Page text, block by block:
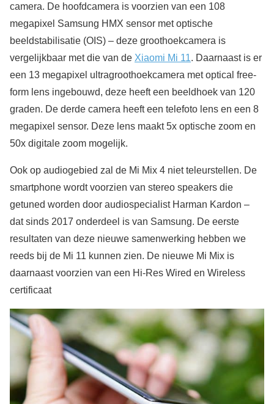
camera. De hoofdcamera is voorzien van een 108
megapixel Samsung HMX sensor met optische
beeldstabilisatie (OIS) – deze groothoekcamera is
vergelijkbaar met die van de Xiaomi Mi 11. Daarnaast is er
een 13 megapixel ultragroothoekcamera met optical free-
form lens ingebouwd, deze heeft een beeldhoek van 120
graden. De derde camera heeft een telefoto lens en een 8
megapixel sensor. Deze lens maakt 5x optische zoom en
50x digitale zoom mogelijk.
Ook op audiogebied zal de Mi Mix 4 niet teleurstellen. De
smartphone wordt voorzien van stereo speakers die
getuned worden door audiospecialist Harman Kardon –
dat sinds 2017 onderdeel is van Samsung. De eerste
resultaten van deze nieuwe samenwerking hebben we
reeds bij de Mi 11 kunnen zien. De nieuwe Mi Mix is
daarnaast voorzien van een Hi-Res Wired en Wireless
certificaat